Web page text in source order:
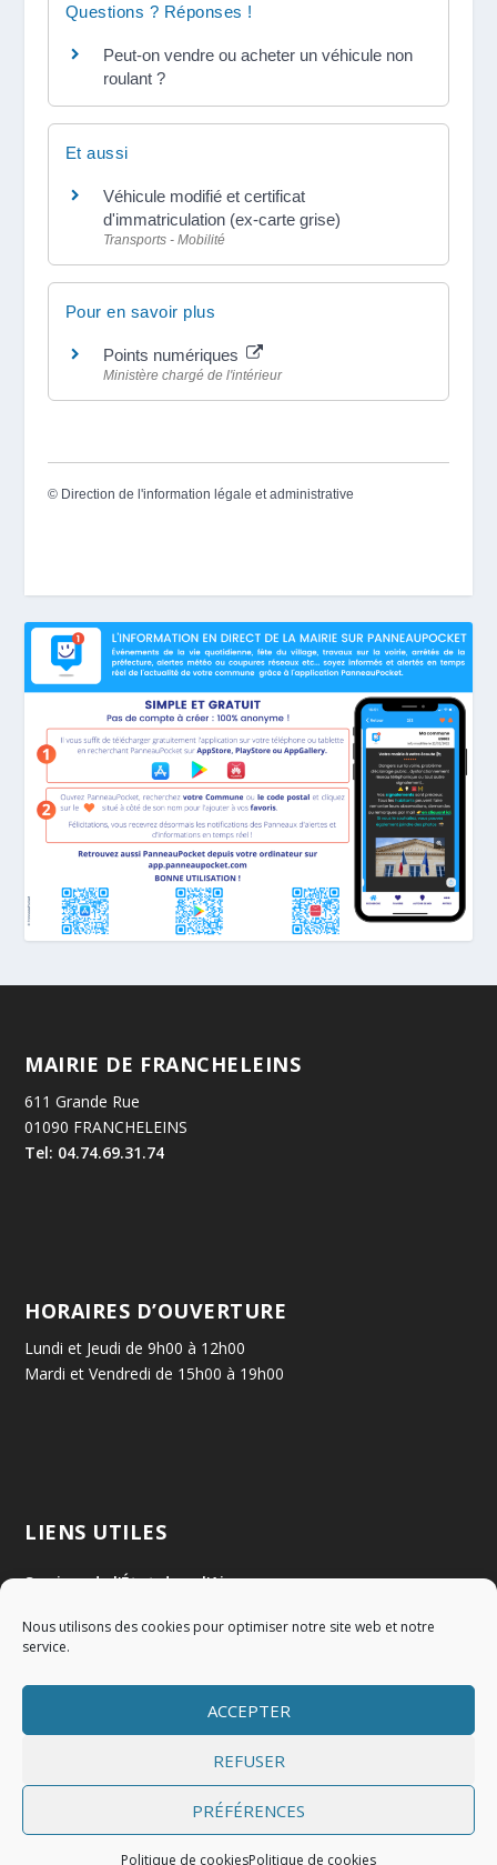
Nous utilisons des cookies pour optimiser notre site web et notre
service.
ACCEPTER
REFUSER
PRÉFÉRENCES
Politique de cookiesPolitique de cookies
Questions ? Réponses !
Peut-on vendre ou acheter un véhicule non
roulant ?
Et aussi
Véhicule modifié et certificat
d'immatriculation (ex-carte grise)
Transports - Mobilité
Pour en savoir plus
Points numériques
Ministère chargé de l'intérieur
© Direction de l'information légale et administrative
MAIRIE DE FRANCHELEINS
611 Grande Rue
01090 FRANCHELEINS
Tel: 04.74.69.31.74
HORAIRES D’OUVERTURE
Lundi et Jeudi de 9h00 à 12h00
Mardi et Vendredi de 15h00 à 19h00
LIENS UTILES
Services de l'État dans l'Ain
Communauté de Communes Val de Saône Centre
SMIDOM